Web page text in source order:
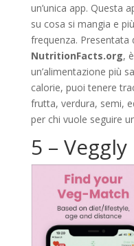
un’unica app. Questa
su cosa si mangia e
frequenza. Presentata
NutritionFacts.org,
un’alimentazione più
calorie, puoi tenere
frutta, verdura, semi,
per chi vuole seguire
5 – Veggly